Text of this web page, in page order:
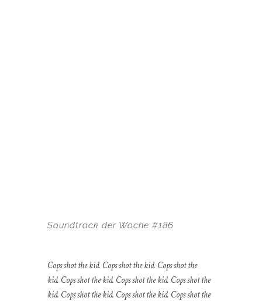
Soundtrack der Woche #186
Cops shot the kid. Cops shot the kid. Cops shot the
kid. Cops shot the kid. Cops shot the kid. Cops shot the
kid. Cops shot the kid. Cops shot the kid. Cops shot the